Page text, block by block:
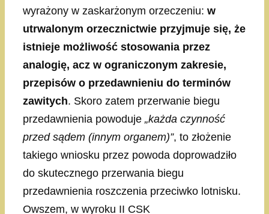
wyrażony w zaskarżonym orzeczeniu: w
utrwalonym orzecznictwie przyjmuje się, że
istnieje możliwość stosowania przez
analogię, acz w ograniczonym zakresie,
przepisów o przedawnieniu do terminów
zawitych. Skoro zatem przerwanie biegu
przedawnienia powoduje „każda czynność
przed sądem (innym organem)”, to złożenie
takiego wniosku przez powoda doprowadziło
do skutecznego przerwania biegu
przedawnienia roszczenia przeciwko lotnisku.
Owszem, w wyroku II CSK